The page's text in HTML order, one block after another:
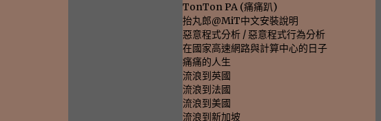
TonTon PA (痛痛趴)
抬丸郎@MiT中文安裝說明
惡意程式分析 / 惡意程式行為分析
在國家高速網路與計算中心的日子
痛痛的人生
流浪到英國
流浪到法國
流浪到美國
流浪到新加坡